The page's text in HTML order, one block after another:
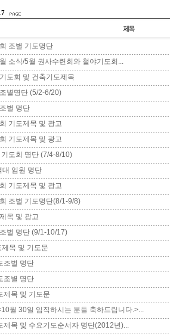
조별 기도명단
소식/5월 권사수련회와 철야기도회...
도회 및 건축기도제목
별명단 (5/2-6/20)
별 명단
기도제목 및 광고
기도제목 및 광고
도회 명단 (7/4-8/10)
대 임원 명단
기도제목 및 광고
조별 기도명단(8/1-9/8)
목 및 광고
별 명단 (9/1-10/17)
목 및 기도문
조별 명단
조별 명단
제목 및 기도문
월 30일 임직하시는 분들 축하드립니다.>...
제목 및 수요기도순서자 명단(2012년)...